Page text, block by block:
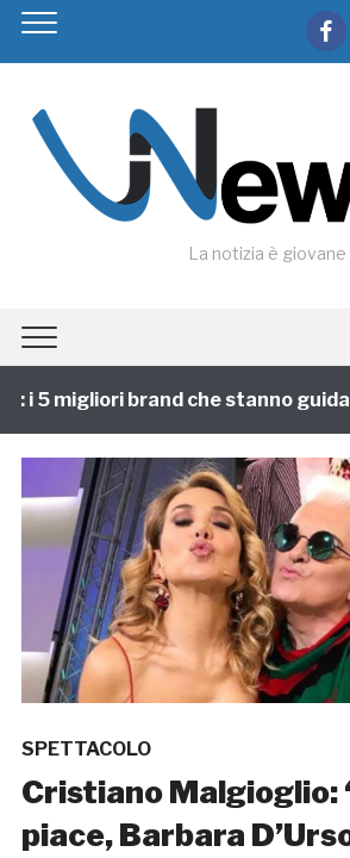
La notizia è giovane
5 migliori brand che stanno
SPETTACOLO
Cristiano Malgioglio:
piace, Barbara